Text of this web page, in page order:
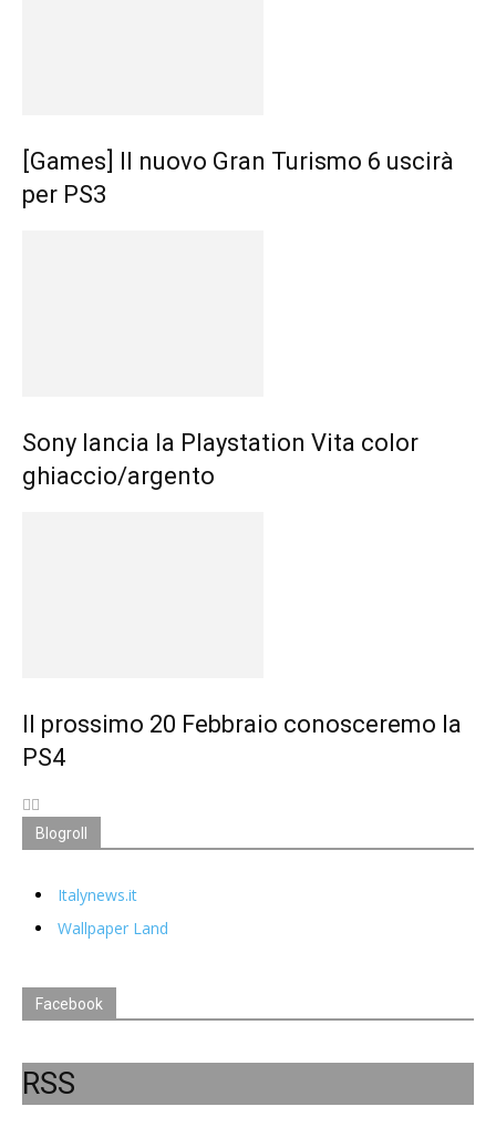
[Games] Il nuovo Gran Turismo 6 uscirà
per PS3
Sony lancia la Playstation Vita color
ghiaccio/argento
Il prossimo 20 Febbraio conosceremo la
PS4
Blogroll
Italynews.it
Wallpaper Land
Facebook
RSS